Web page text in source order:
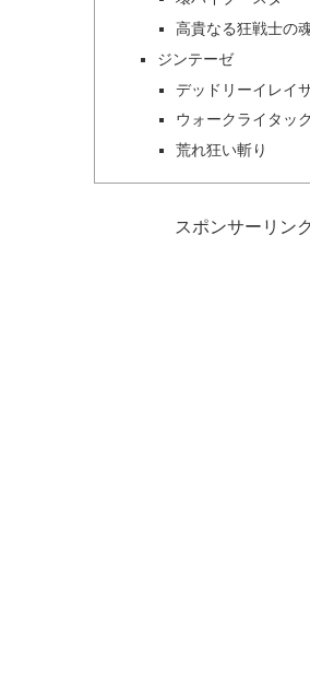
高貴なる狂戦士の
ジンテーゼ
デッドリーイレイ
ウォークライタッ
荒れ狂い斬り
スポンサーリンク